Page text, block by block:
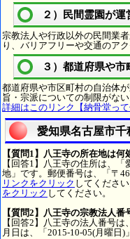
２）民間霊園が運
宗教法人や行政以外の民間業
り、バリアフリーや交通のア
３）都道府県や
都道府県や市区町村の自治体
旨・宗派についての制限がない
詳細はこのリンク【納骨堂って
愛知県名古屋市千
【質問1】八王寺の所在地は何
【回答1】八王寺の住所は、
地」です。郵便番号は、「〒
リンクをクリック してくださ
をクリック してください。
【質問2】八王寺の宗教法人番
【回答2】八王寺の法人番号
月日は、「2015-10-05(月曜日)